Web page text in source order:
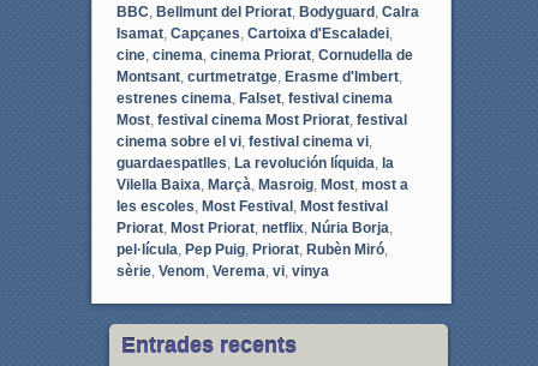
BBC Bellmunt del Priorat, Bodyguard, Calra
Isamat, Capçanes Cartoixa d'Escaladei,
cine, cinema cinema Priorat, Cornudella de
Montsant, curtmetratge, Erasme d'Imbert,
estrenes cinema Falset, festival cinema
Most, festival cinema Most Priorat, festival
cinema sobre el vi, festival cinema vi,
guardaespatlles La revolución líquida la
Vilella Baixa Marçà Masroig, Most, most a
les escoles Most Festival, Most festival
Priorat, Most Priorat, netflix, Núria Borja
pel·lícula Pep Puig, Priorat, Rubèn Miró,
sèrie, Venom Verema vi, vinya
Entrades recents